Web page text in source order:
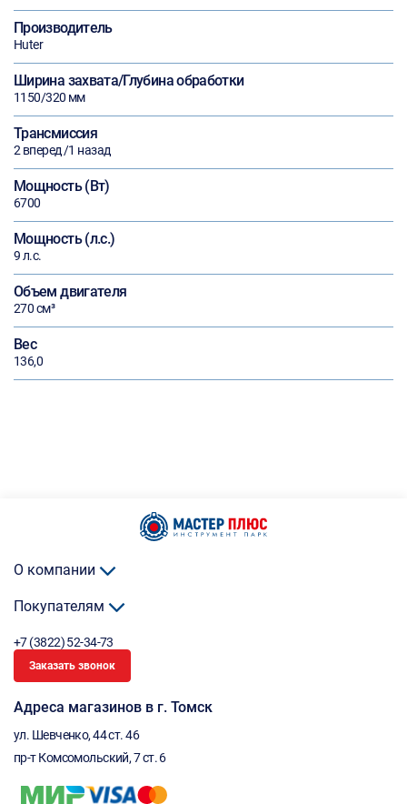
Производитель
Huter
Ширина захвата/Глубина обработки
1150/320 мм
Трансмиссия
2 вперед /1 назад
Мощность (Вт)
6700
Мощность (л.с.)
9 л.с.
Объем двигателя
270 см³
Вес
136,0
О компании
Покупателям
+7 (3822) 52-34-73
Заказать звонок
Адреса магазинов в г. Томск
ул. Шевченко, 44 ст. 46
пр-т Комсомольский, 7 ст. 6